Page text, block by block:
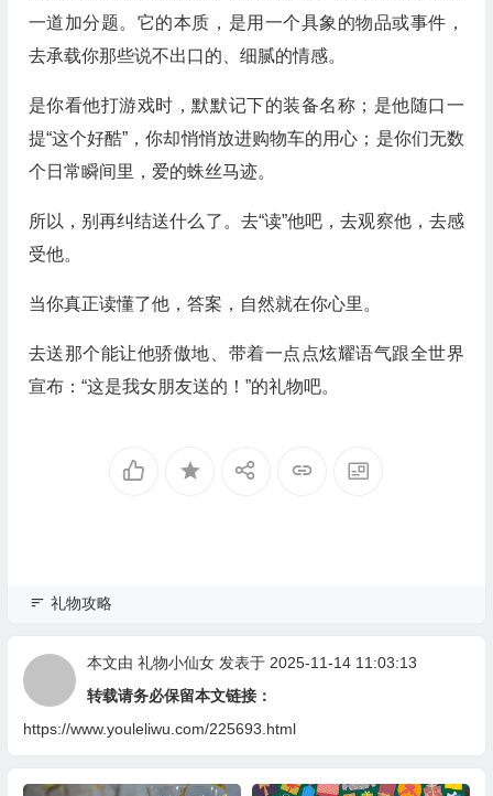
一道加分题。它的本质，是用一个具象的物品或事件，
去承载你那些说不出口的、细腻的情感。
是你看他打游戏时，默默记下的装备名称；是他随口一
提“这个好酷”，你却悄悄放进购物车的用心；是你们无数
个日常瞬间里，爱的蛛丝马迹。
所以，别再纠结送什么了。去“读”他吧，去观察他，去感
受他。
当你真正读懂了他，答案，自然就在你心里。
去送那个能让他骄傲地、带着一点点炫耀语气跟全世界
宣布：“这是我女朋友送的！”的礼物吧。
礼物攻略
本文由 礼物小仙女发表于 2025-11-14 11:03:13
转载请务必保留本文链接：
https://www.youleliwu.com/225693.html